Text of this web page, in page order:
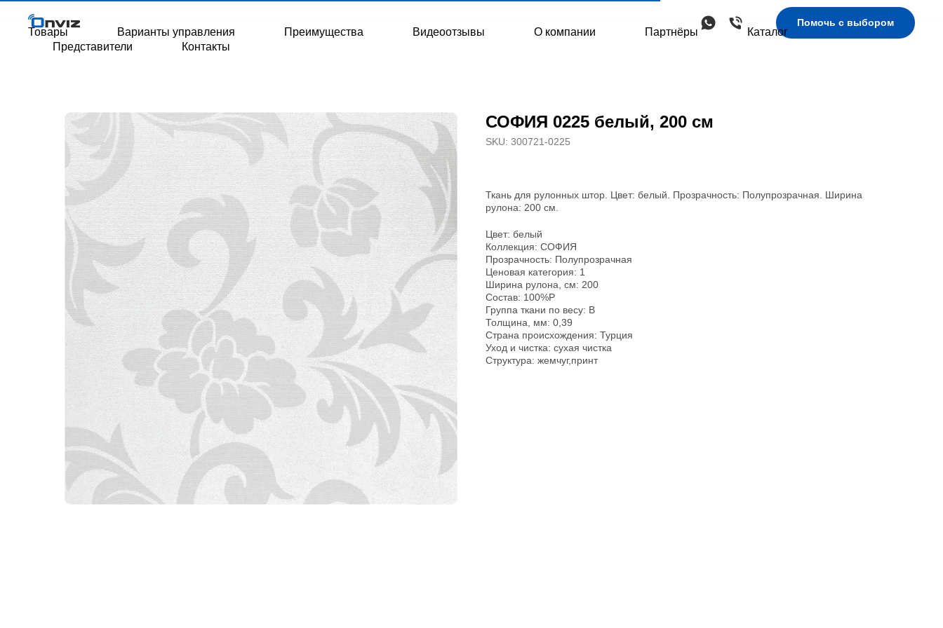
Помочь с выбором
Товары Варианты управления Преимущества Видеоотзывы О компании Партнёры
Каталог
Представители
Контакты
СОФИЯ 0225 белый, 200 см
SKU: 300721-0225
Ткань для рулонных штор. Цвет: белый. Прозрачность: Полупрозрачная. Ширина
рулона: 200 см.
Цвет: белый
Коллекция: СОФИЯ
Прозрачность: Полупрозрачная
Ценовая категория: 1
Ширина рулона, см: 200
Состав: 100%P
Группа ткани по весу: B
Толщина, мм: 0,39
Страна происхождения: Турция
Уход и чистка: сухая чистка
Структура: жемчуг,принт
WhatsApp